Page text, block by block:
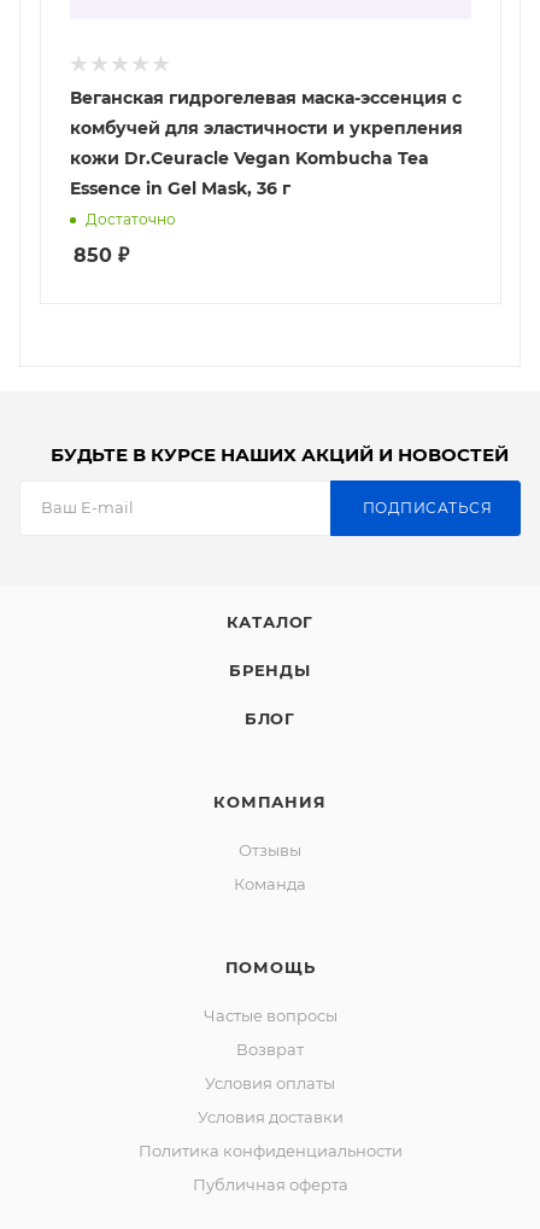
Веганская гидрогелевая маска-эссенция с
комбучей для эластичности и укрепления
кожи Dr.Ceuracle Vegan Kombucha Tea
Essence in Gel Mask, 36 г
Достаточно
850 ₽
БУДЬТЕ В КУРСЕ НАШИХ АКЦИЙ И НОВОСТЕЙ
ПОДПИСАТЬСЯ
КАТАЛОГ
БРЕНДЫ
БЛОГ
КОМПАНИЯ
Отзывы
Команда
ПОМОЩЬ
Частые вопросы
Возврат
Условия оплаты
Условия доставки
Политика конфиденциальности
Публичная оферта